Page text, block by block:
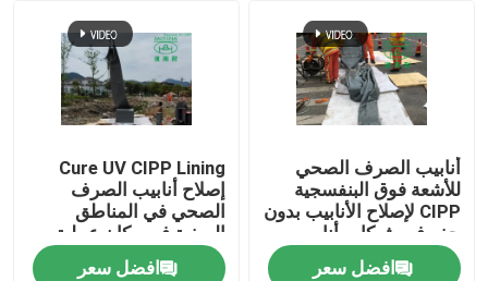
أنابيب الصرف الصحي
للأشعة فوق البنفسجية
CIPP لإصلاح الأنابيب بدون
حفر في شبكات أنابيب
مياه الأمطار
افضل سعر
Cure UV CIPP Lining
إصلاح أنابيب الصرف
الصحي في المناطق
الريفية في مكان عملية
بطانة الأنابيب
افضل سعر